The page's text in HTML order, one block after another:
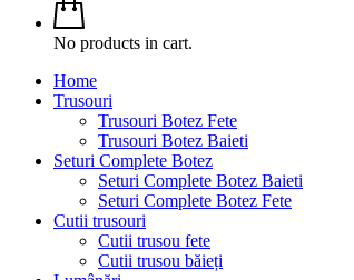
No products in cart.
Home
Trusouri
Trusouri Botez Fete
Trusouri Botez Baieti
Seturi Complete Botez
Seturi Complete Botez Baieti
Seturi Complete Botez Fete
Cutii trusouri
Cutii trusou fete
Cutii trusou băieți